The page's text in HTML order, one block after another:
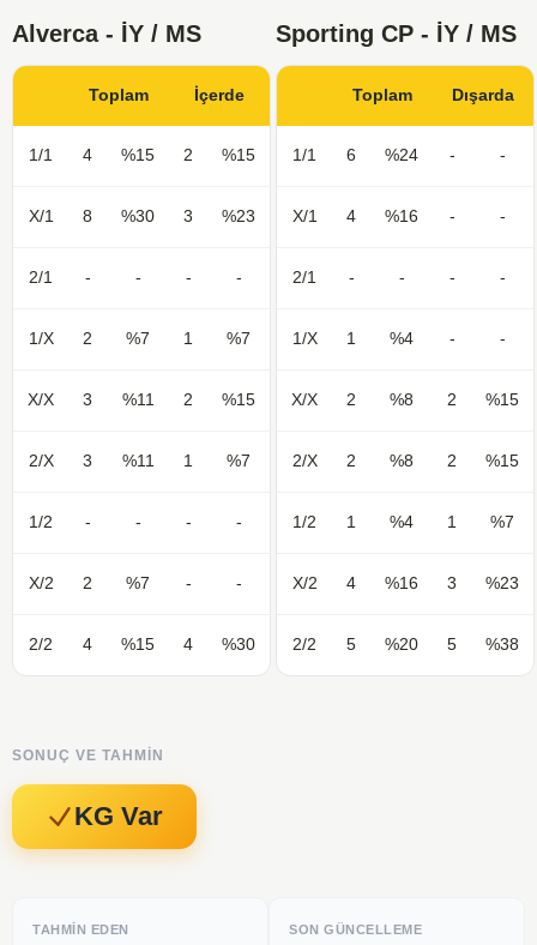
Alverca - İY / MS
Toplam İçerde
1/1 4 %15 2 %15
X/1 8 %30 3 %23
2/1 - - - -
1/X 2 %7 1 %7
X/X 3 %11 2 %15
2/X 3 %11 1 %7
1/2 - - - -
X/2 2 %7 - -
2/2 4 %15 4 %30
Sporting CP - İY / MS
Toplam Dışarda
1/1 6 %24 - -
X/1 4 %16 - -
2/1 - - - -
1/X 1 %4 - -
X/X 2 %8 2 %15
2/X 2 %8 2 %15
1/2 1 %4 1 %7
X/2 4 %16 3 %23
2/2 5 %20 5 %38
SONUÇ VE TAHMIN
KG Var
TAHMIN EDEN SON GÜNCELLEME